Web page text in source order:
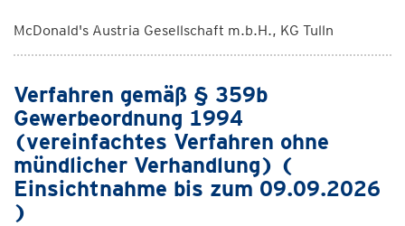
McDonald's Austria Gesellschaft m.b.H., KG Tulln
Verfahren gemäß § 359b
Gewerbeordnung 1994
(vereinfachtes Verfahren ohne
mündlicher Verhandlung) (
Einsichtnahme bis zum 09.09.2026
)